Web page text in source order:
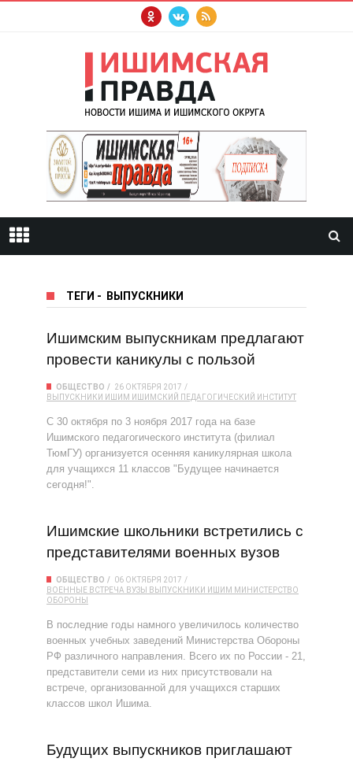
ТЕГИ - ВЫПУСКНИКИ
Ишимским выпускникам предлагают
провести каникулы с пользой
ОБЩЕСТВО
26 ОКТЯБРЯ 2017
ВЫПУСКНИКИ ИШИМ ИШИМСКИЙ ПЕДАГОГИЧЕСКИЙ ИНСТИТУТ
С 30 октября по 3 ноября 2017 года на базе
Ишимского педагогического института (филиал
ТюмГУ) организуется осенняя каникулярная школа
для учащихся 11 классов "Будущее начинается
сегодня!".
Ишимские школьники встретились с
представителями военных вузов
ОБЩЕСТВО
06 ОКТЯБРЯ 2017
ВОЕННЫЕ ВСТРЕЧА ВУЗЫ ВЫПУСКНИКИ ИШИМ МИНИСТЕРСТВО
ОБОРОНЫ
В последние годы намного увеличилось количество
военных учебных заведений Министерства Обороны
РФ различного направления. Всего их по России - 21,
представители семи из них присутствовали на
встрече, организованной для учащихся старших
классов школ Ишима.
Будущих выпускников приглашают